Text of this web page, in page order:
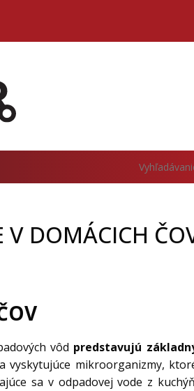
V DOMÁCICH
vôd predstavujú
vyskytujúce mikroorganizmy,
sa v odpadovej vode z